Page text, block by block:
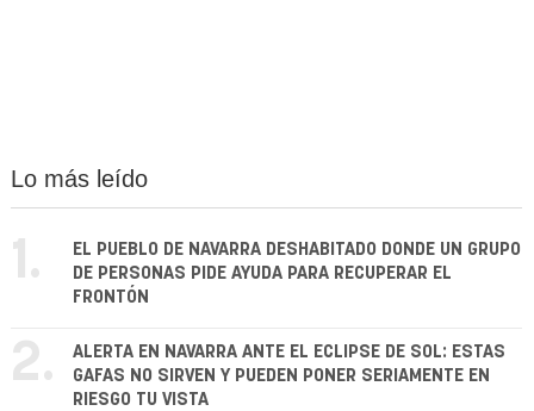
Lo más leído
1.
EL PUEBLO DE NAVARRA DESHABITADO DONDE UN GRUPO
DE PERSONAS PIDE AYUDA PARA RECUPERAR EL
FRONTÓN
2.
ALERTA EN NAVARRA ANTE EL ECLIPSE DE SOL: ESTAS
GAFAS NO SIRVEN Y PUEDEN PONER SERIAMENTE EN
RIESGO TU VISTA